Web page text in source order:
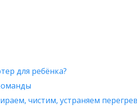
для ребёнка?
чистим, устраняем перегрев